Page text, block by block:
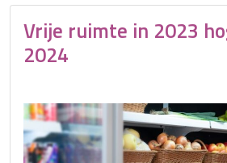
Vrije ruimte in 2023
2024